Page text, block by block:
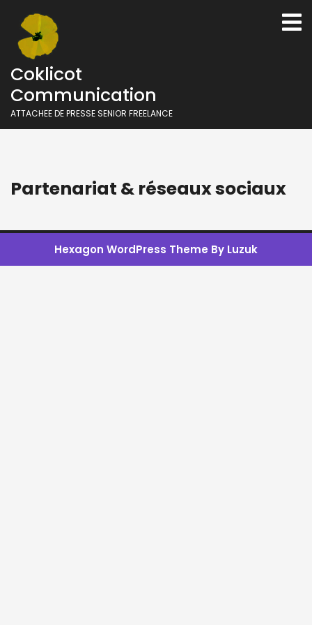
content
Coklicot
Communication
ATTACHEE DE PRESSE SENIOR FREELANCE
Partenariat & réseaux sociaux
Hexagon WordPress Theme By Luzuk